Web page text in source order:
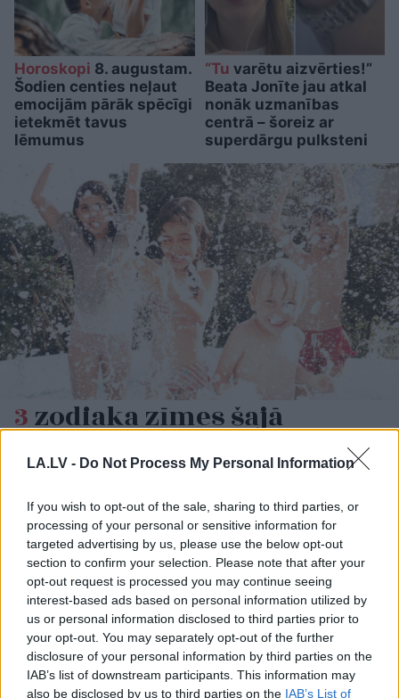
LA.LV - Do Not Process My Personal Information
If you wish to opt-out of the sale, sharing to third parties, or
processing of your personal or sensitive information for
targeted advertising by us, please use the below opt-out
section to confirm your selection. Please note that after your
opt-out request is processed you may continue seeing
interest-based ads based on personal information utilized by
us or personal information disclosed to third parties prior to
your opt-out. You may separately opt-out of the further
disclosure of your personal information by third parties on the
IAB’s list of downstream participants. This information may
also be disclosed by us to third parties on the IAB’s List of
Horoskopi 8. augustam.
Šodien centies neļaut
emocijām pārāk spēcīgi
ietekmēt tavus
lēmumus
“Tu varētu aizvērties!”
Beata Jonīte jau atkal
nonāk uzmanības
centrā – šoreiz ar
superdārgu pulksteni
3zodiaka zīmes šajā
nedēļas nogalē kārtīgi
“nodos uguņus”, bet vienai
– labāk palikt mājās
LASĪTĀKIE
Ārsti nosauc četrus augļus ar kuru ēšanu
pēc 45 gadu vecuma nevajadzētu pārlieku
aizrauties
Nabaga cilvēks! “Pepco” veikalā kāds
pircējs dabūjis dzirdēt to, ko viņam
noteikti nebūtu jādzird